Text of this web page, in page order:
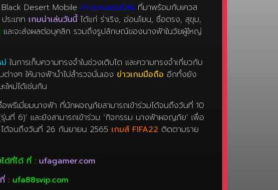
ระเภทเกมน่าเล่นวันนี้ ได้แก่ ร่าเริง, อ่อนโยน, ซื่อตรง, สุขุม,
และจะส่งผลต่อบุคลิก รวมถึงรูปลักษณ์ของนางฟ้าในวัยผู้ใหญ่
ต่างๆ ให้นางฟ้านำไปสำรวจนั่นเองข่าวเกมมือถืออีกทั้งยัง
ใหม่ได้เช่นกัน
พรีเมี่ยมนางฟ้า ที่นักผจญภัยสามารถเข้าร่วมได้จนถึงวันที่ 10
นที่ 6)’ และยังสามารถเข้าร่วม ‘กิจกรรม นางฟ้าผจญภัย’ เพื่อ
ได้จนถึงวันที่ 26 กันยายน 2565เกมส์ FIFA22ติดตามราย
ufa88svip.com